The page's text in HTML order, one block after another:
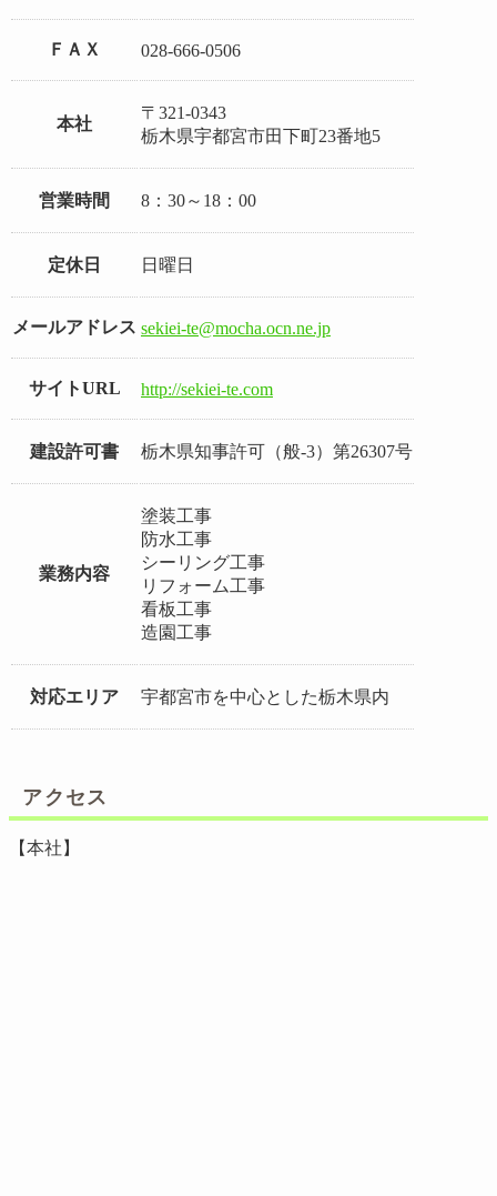
ＦＡＸ 028-666-0506
本社
〒321-0343
栃木県宇都宮市田下町23番地5
営業時間 8：30～18：00
定休日 日曜日
メールアドレス sekiei-te@mocha.ocn.ne.jp
サイトURL http://sekiei-te.com
建設許可書 栃木県知事許可（般-3）第26307号
業務内容
塗装工事
防水工事
シーリング工事
リフォーム工事
看板工事
造園工事
対応エリア 宇都宮市を中心とした栃木県内
アクセス
【本社】